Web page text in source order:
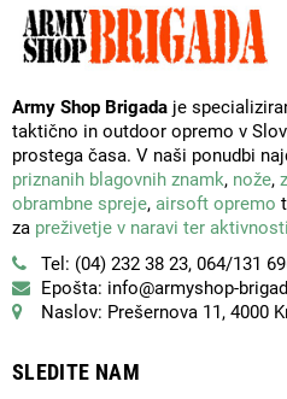
Army Shop Brigada je
taktično in outdoor opremo v
prostega časa. V naši ponudbi
priznanih blagovnih znamk, nože,
obrambne spreje, airsoft opremo
za preživetje v naravi ter
Tel: (04) 232 38 23, 064/131
Epošta: info@armyshop-
Naslov: Prešernova 11, 4000
SLEDITE NAM